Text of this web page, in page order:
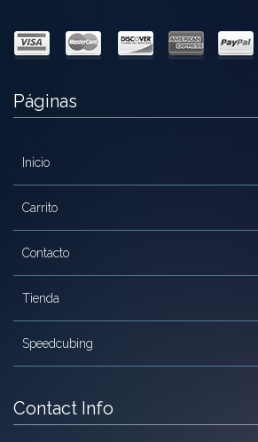
Páginas
Inicio
Carrito
Contacto
Tienda
Speedcubing
Contact Info